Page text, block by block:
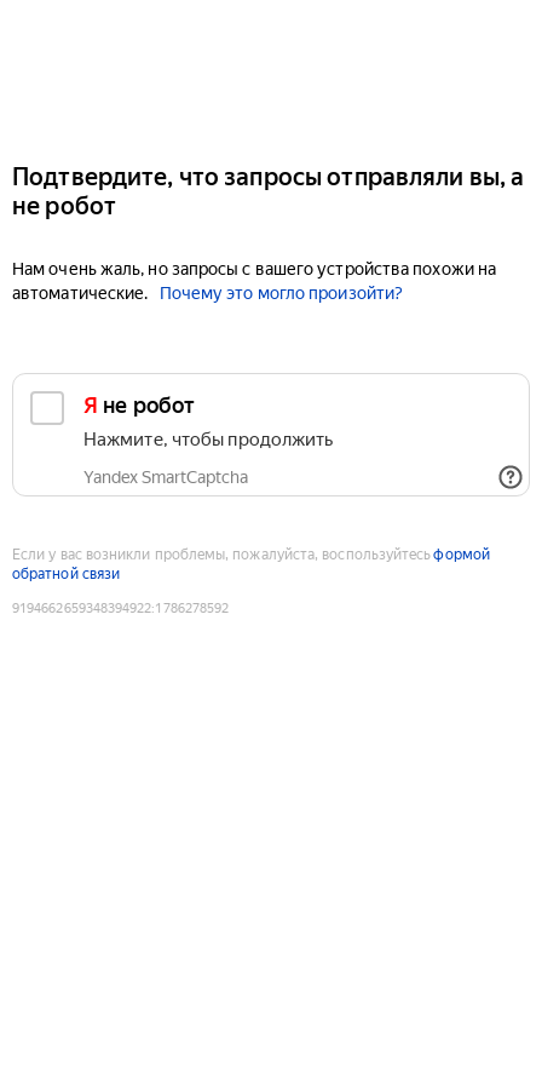
Подтвердите, что запросы отправляли вы, а
не робот
Нам очень жаль, но запросы с вашего устройства похожи на
автоматические.
Почему это могло произойти?
Я не робот
Нажмите, чтобы продолжить
Yandex SmartCaptcha
Если у вас возникли проблемы, пожалуйста, воспользуйтесьформой
обратной связи
9194662659348394922:1786278592